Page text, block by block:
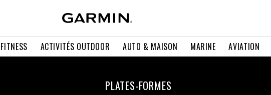
ACTIVITÉS OUTDOOR AUTO & MAISON MARINE AVIATION
PLATES-FORMES